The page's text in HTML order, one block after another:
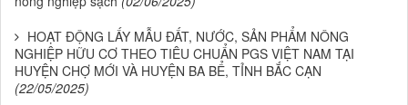
HOẠT ĐỘNG LẤY MẪU ĐẤT, NƯỚC, SẢN PHẨM NÔNG
NGHIỆP HỮU CƠ THEO TIÊU CHUẨN PGS VIỆT NAM TẠI
HUYỆN CHỢ MỚI VÀ HUYỆN BA BỂ, TỈNH BẮC CẠN
(22/05/2025)